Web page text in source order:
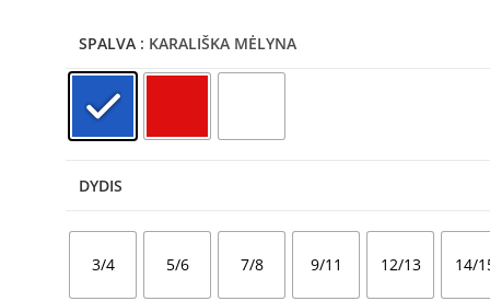
SPALVA : KARALIŠKA MĖLYNA
DYDIS
3/4 5/6 7/8 9/11 12/13 14/